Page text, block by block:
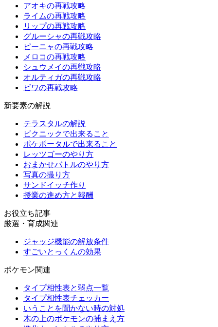
アオキの再戦攻略
ライムの再戦攻略
リップの再戦攻略
グルーシャの再戦攻略
ピーニャの再戦攻略
メロコの再戦攻略
シュウメイの再戦攻略
オルティガの再戦攻略
ビワの再戦攻略
新要素の解説
テラスタルの解説
ピクニックで出来ること
ポケポータルで出来ること
レッツゴーのやり方
おまかせバトルのやり方
写真の撮り方
サンドイッチ作り
授業の進め方と報酬
お役立ち記事
厳選・育成関連
ジャッジ機能の解放条件
すごいとっくんの効果
ポケモン関連
タイプ相性表と弱点一覧
タイプ相性表チェッカー
いうことを聞かない時の対処
木の上のポケモンの捕まえ方